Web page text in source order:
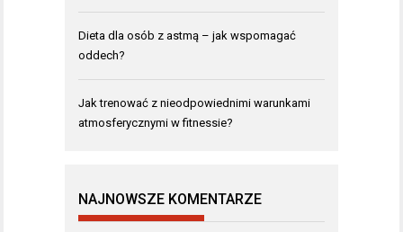
Dieta dla osób z astmą – jak wspomagać
oddech?
Jak trenować z nieodpowiednimi warunkami
atmosferycznymi w fitnessie?
NAJNOWSZE KOMENTARZE